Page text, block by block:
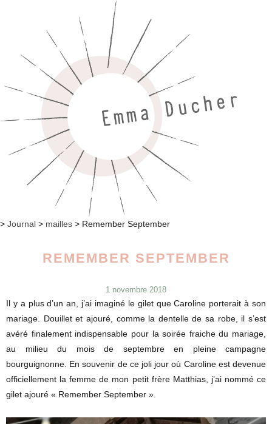
> Journal > mailles > Remember September
REMEMBER SEPTEMBER
Publié
le
1 novembre 2018
Il y a plus d’un an, j’ai imaginé le gilet que Caroline porterait à son
mariage. Douillet et ajouré, comme la dentelle de sa robe, il s’est
avéré finalement indispensable pour la soirée fraiche du mariage,
au milieu du mois de septembre en pleine campagne
bourguignonne. En souvenir de ce joli jour où Caroline est devenue
officiellement la femme de mon petit frère Matthias, j’ai nommé ce
gilet ajouré « Remember September ».